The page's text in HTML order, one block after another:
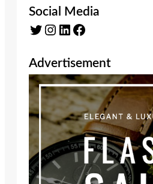
Social Media
Twitter Instagram LinkedIn Facebook
Advertisement